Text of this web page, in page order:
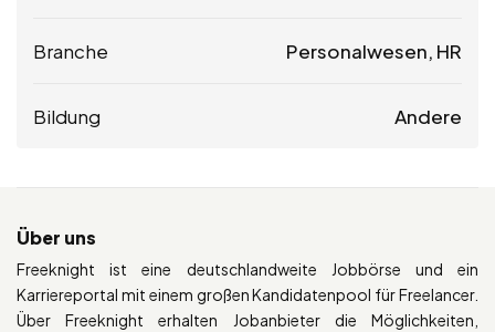
Branche Personalwesen, HR
Bildung Andere
Über uns
Freeknight ist eine deutschlandweite Jobbörse und ein
Karriereportal mit einem großen Kandidatenpool für Freelancer.
Über Freeknight erhalten Jobanbieter die Möglichkeiten,